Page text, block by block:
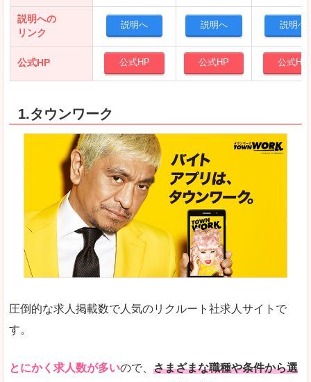
説明への
リンク
説明へ 説明へ 説明へ
公式HP 公式HP 公式HP 公式HP
1.タウンワーク
圧倒的な求人掲載数で人気のリクルート社求人サイトで
す。
とにかく求人数が多いので、 さまざまな職種や条件から選